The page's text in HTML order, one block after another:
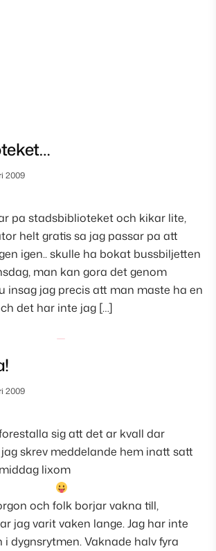
2009
pa stadsbiblioteket och kikar lite,
helt gratis sa jag passar pa att
igen.. skulle ha bokat bussbiljetten
man kan gora det genom
insag jag precis att man maste ha en
det har inte jag […]
2009
sig att det ar kvall dar
skrev meddelande hem inatt satt
lixom
och folk borjar vakna till,
jag varit vaken lange. Jag har inte
dygnsrytmen. Vaknade halv fyra